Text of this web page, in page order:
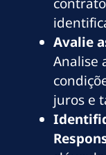
Avalie
Analise
juros e